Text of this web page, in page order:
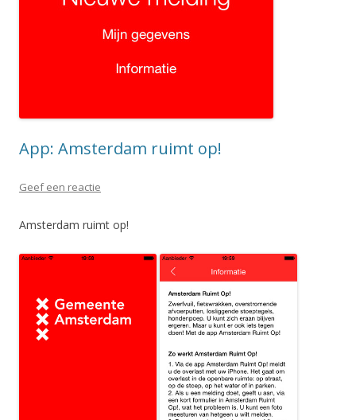
App: Amsterdam ruimt op!
Geef een reactie
Amsterdam ruimt op!